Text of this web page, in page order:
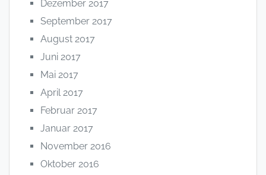
Dezember 2017
September 2017
August 2017
Juni 2017
Mai 2017
April 2017
Februar 2017
Januar 2017
November 2016
Oktober 2016